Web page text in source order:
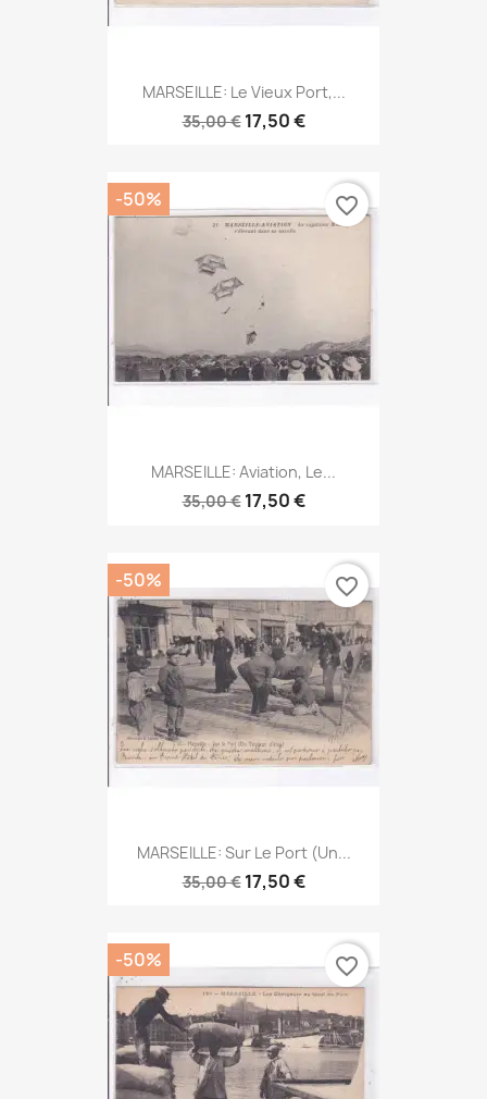
MARSEILLE: Le Vieux Port,...
35,00 € 17,50 €
MARSEILLE: Aviation, Le...
35,00 € 17,50 €
-50% favorite_border
MARSEILLE: Sur Le Port (un...
35,00 € 17,50 €
-50% favorite_border
-50% favorite_border